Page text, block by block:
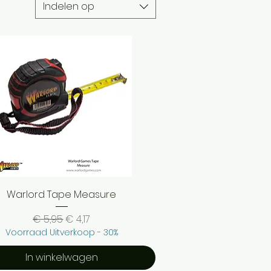
Indelen op
Snel overzicht
Warlord Tape Measure
Normale prijs
€ 5,95Verkoopprijs
€ 4,17
Voorraad Uitverkoop - 30%
In winkelwagen